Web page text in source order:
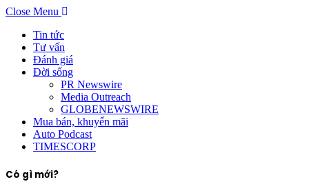
Close Menu
Tin tức
Tư vấn
Đánh giá
Đời sống
PR Newswire
Media Outreach
GLOBENEWSWIRE
Mua bán, khuyến mãi
Auto Podcast
TIMESCORP
Có gì mới?